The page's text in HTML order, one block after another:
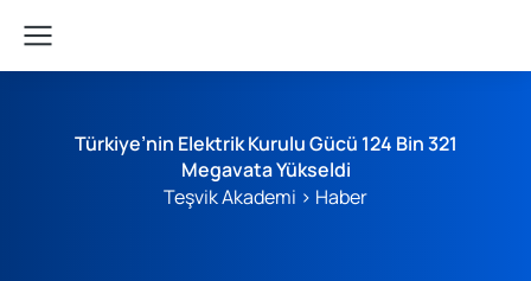
Türkiye’nin Elektrik Kurulu Gücü 124 Bin 321
Megavata Yükseldi
Teşvik Akademi > Haber